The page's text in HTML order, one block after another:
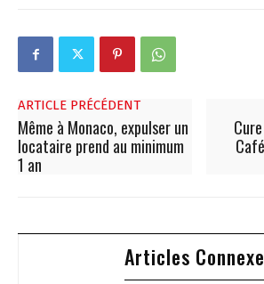
ARTICLE PRÉCÉDENT
Même à Monaco, expulser un
locataire prend au minimum
1 an
Articles